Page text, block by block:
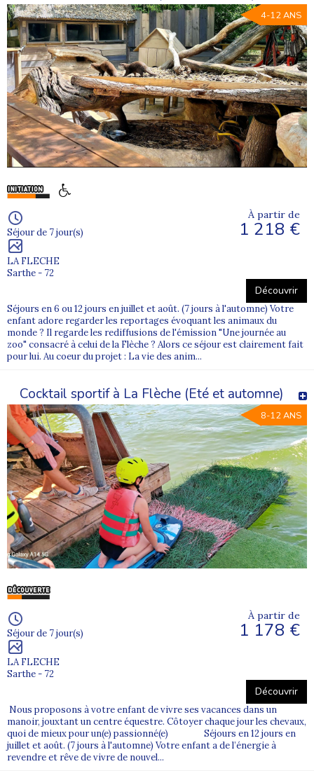
4-12 ANS
Séjour de 7 jour(s)
LA FLECHE
Sarthe - 72
À partir de
1 218 €
Découvrir
Séjours en 6 ou 12 jours en juillet et août. (7 jours à l'automne) Votre
enfant adore regarder les reportages évoquant les animaux du
monde ? Il regarde les rediffusions de l'émission "Une journée au
zoo" consacré à celui de la Flèche ? Alors ce séjour est clairement fait
pour lui. Au coeur du projet : La vie des anim...
Cocktail sportif à La Flèche (Eté et automne)
8-12 ANS
Séjour de 7 jour(s)
LA FLECHE
Sarthe - 72
À partir de
1 178 €
Découvrir
Nous proposons à votre enfant de vivre ses vacances dans un
manoir, jouxtant un centre équestre. Côtoyer chaque jour les chevaux,
quoi de mieux pour un(e) passionné(e) Séjours en 12 jours en
juillet et août. (7 jours à l'automne) Votre enfant a de l’énergie à
revendre et rêve de vivre de nouvel...